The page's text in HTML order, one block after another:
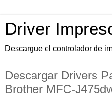
Driver
Descargue el controlador de
Descargar Drivers
Brother MFC-